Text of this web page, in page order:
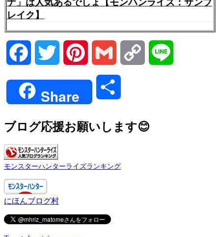
ナ」は人気あるでしょ【モンハンライズ：サンブ
レイク】
Facebook Twitter Pinterest Gmail Copy
Share
ブログ応援お願いします😊
モンスターハンターライズランキング
にほんブログ村